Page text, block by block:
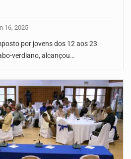
16, 2025
por jovens dos 12 aos 23
verdiano, alcançou…